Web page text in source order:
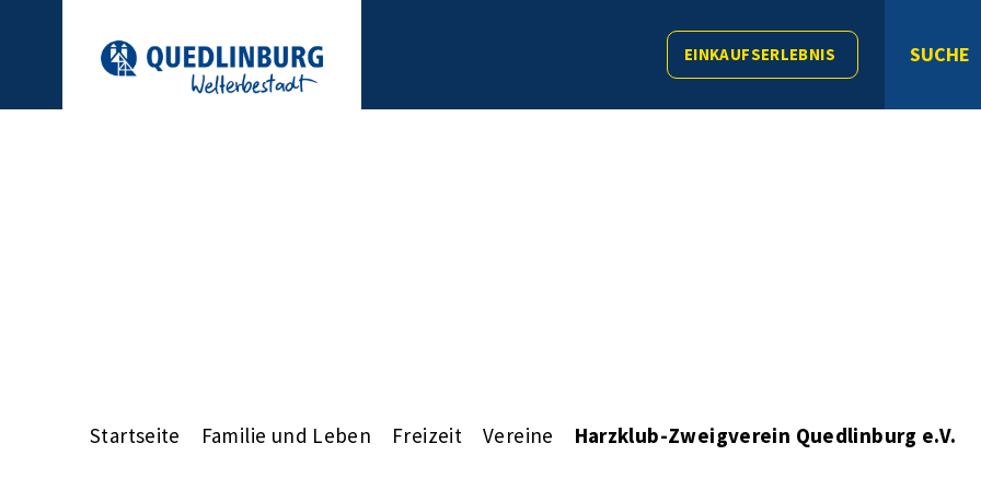
EINKAUFSERLEBNIS SUCHE
Startseite Familie und Leben Freizeit Vereine Harzklub-Zweigverein Quedlinburg e.V.